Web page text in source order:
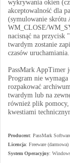
wykrywania okien
akceptowalność dla
(symulowanie
WM_CLOSE/
nacisnąć na przycisk
twardym zostanie
czasów uruchamiania.
PassMark AppTimer
Program nie
rozpakować
twardym lub na
również plik pomocy,
kwestiami
Producent: PassMark
Licencja: Freeware (darmowa)
System Operacyjny: